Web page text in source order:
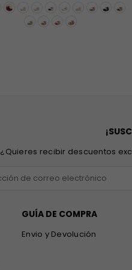
¿Quieres recibir descuentos
GUÍA DE COMPRA
Envio y Devolución